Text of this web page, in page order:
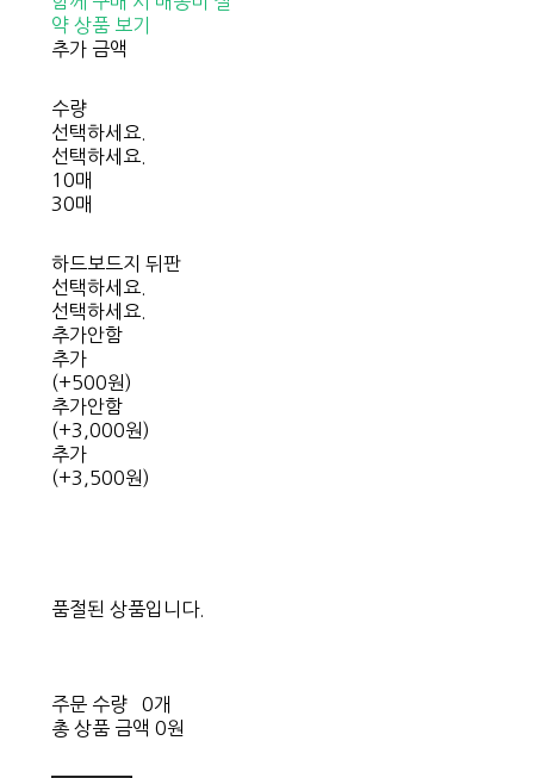
약 상품 보기
추가 금액
수량
선택하세요.
선택하세요.
10매
30매
하드보드지 뒤판
선택하세요.
선택하세요.
추가안함
추가
(+500원)
추가안함
(+3,000원)
추가
(+3,500원)
품절된 상품입니다.
주문 수량
0개
총 상품 금액 0원